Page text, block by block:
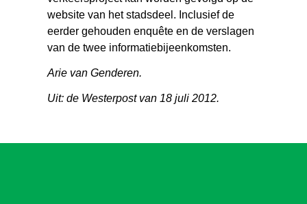
website van het stadsdeel. Inclusief de
eerder gehouden enquête en de verslagen
van de twee informatiebijeenkomsten.
Arie van Genderen.
Uit: de Westerpost van 18 juli 2012.